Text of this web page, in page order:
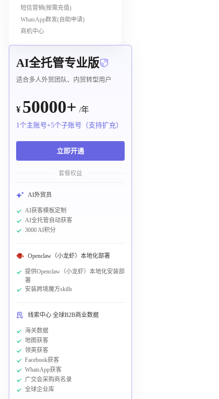
短信营销(按需充值)
WhatsApp群发(自助申请)
商机中心
AI全托管专业版
适合多人外贸团队、内贸转型用户
¥ 50000+ /年
1个主账号+5个子账号（支持扩充）
立即开通
套餐权益
AI外贸员
AI获客模板定制
AI全托管自动获客
3000 AI积分
Openclaw（小龙虾）本地化部署
提供Openclaw（小龙虾）本地化安装部
署
安装跨境魔方skills
线索中心 全球B2B商业数据
海关数据
地图获客
领英获客
Facebook获客
WhatsApp获客
广交会采购商名录
全球企业库